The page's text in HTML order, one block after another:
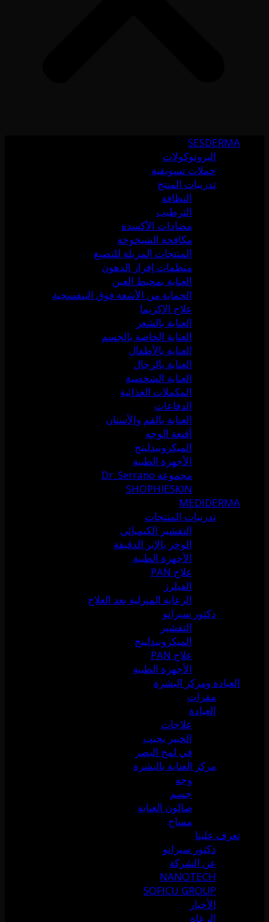
SESDERMA
البروتوكولات
حملات تسويقية
تدريبات المنتج
النظافة
الترطيب
مضادات الأكسدة
مكافحة الشيخوخة
المنتجات المزيلة للتصبغ
منظمات إفراز الدهون
العناية بمحيط العين
الحماية من الأشعة فوق البنفسجية
علاج الإكزيما
العناية بالشعر
العناية الخاصة بالجسم
العناية بالأطفال
العناية بالرجال
العناية الشخصية
المكملات الغذائية
الدفاعات
العناية بالفم والأسنان
أقنعة الوجه
الميكرونيدلينج
الأجهزة الطبية
مجموعة Dr. Serrano
SHOPHIESKIN
MEDIDERMA
تدريبات المنتجات
التقشير الكيميائي
الوخز بالإبر الدقيقة
الأجهزة الطبية
علاج PAN
الفيلرز
الرعاية المنزلية بعد العلاج
دكتور سيرانو
التقشير
الميكرونيدلينج
علاج PAN
الأجهزة الطبية
العيادة ومركز البشرة
مقرات
العيادة
علاجات
الخبير يجيب
في لمح البصر
مركز العناية بالبشرة
وجه
جسم
صالون العناية
مساج
تعرف علينا
دكتور سيرانو
عن الشركة
NANOTECH
SOFICU GROUP
الأخبار
الرعاة